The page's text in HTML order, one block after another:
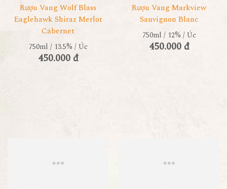
Rượu Vang Wolf Blass
Eaglehawk Shiraz Merlot
Cabernet
750ml / 13.5% / Úc
450.000 đ
Rượu Vang Markview
Sauvignon Blanc
750ml / 12% / Úc
450.000 đ